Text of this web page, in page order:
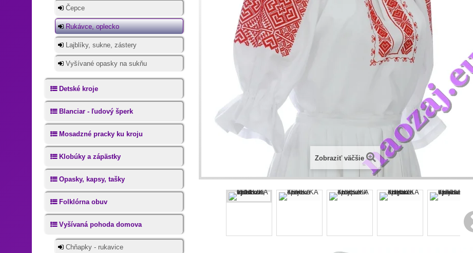
Čepce
Rukávce, oplecko
Lajblíky, sukne, zástery
Vyšívané opasky na sukňu
Detské kroje
Blanciar - ľudový šperk
Mosadzné pracky ku kroju
Klobúky a zápästky
Opasky, kapsy, tašky
Folklórna obuv
Vyšívaná pohoda domova
Chňapky - rukavice
Zobraziť väčšie